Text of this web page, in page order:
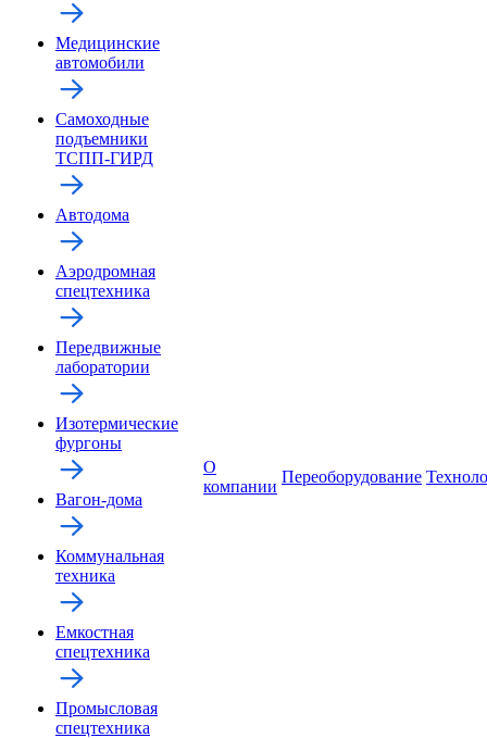
Медицинские
автомобили
Самоходные
подъемники
ТСПП-ГИРД
Автодома
Аэродромная
спецтехника
Передвижные
лаборатории
Изотермические
фургоны
Вагон-дома
Коммунальная
техника
Емкостная
спецтехника
Промысловая
спецтехника
О
компании
Переоборудование